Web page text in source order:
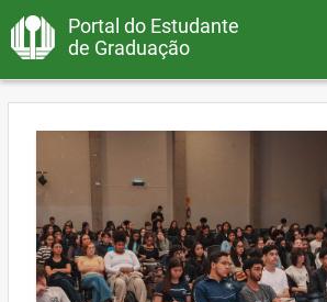
Portal do Estudante
de Graduação